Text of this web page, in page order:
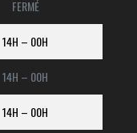
FERMÉ
14H – 00H
14H – 00H
14H – 00H